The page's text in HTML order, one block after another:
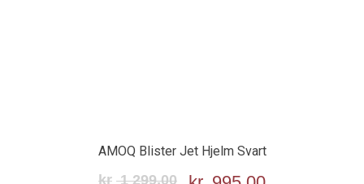
AMOQ Blister Jet Hjelm Svart
kr 1 299,00